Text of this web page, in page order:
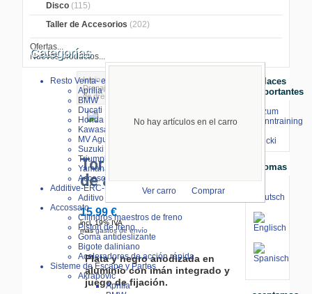
Disco (115)
Taller de Accesorios (202)
Ofertas...
Nuevos productos...
No hay artículos en el carro
Ver carro Comprar
Categorías
Resto Venta- especial
Aprilia
BMW
Ducati
Honda
Kawasaki
MV Agusta
Suzuki
Triumph
Yamaha
Accesorios
Additive-ERC-Bike
Aditivo ERC-Bike
Accossato
Cilindros maestros de freno
Piston de freno
Goma antideslizante
Bigote daliniano
Aceleradores de acción rápida
Sisteme de Escape y Partes
Akrapovic
Aprilia
Inicio>
Drenaje de aceite
de drenaje de aceite Kawasaki
Tornillo de drenaje
de aceite Kawasaki
15.99 €
incl. 19% IVA
másgastos de envío
Plata y negro anodizada en
aluminio con imán integrado y
juego de fijación.
Enlaces
Importantes
⇒ zum
Renntraining
Stecki
Idiomas